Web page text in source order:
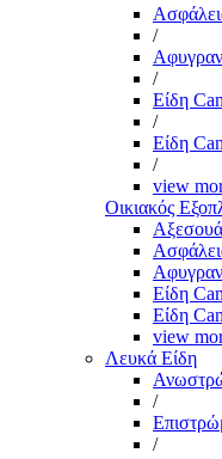
/
/
Είδη
/
Είδη
/
view
Οικιακός
Είδη
Είδη
view
Λευκά Είδη
/
/